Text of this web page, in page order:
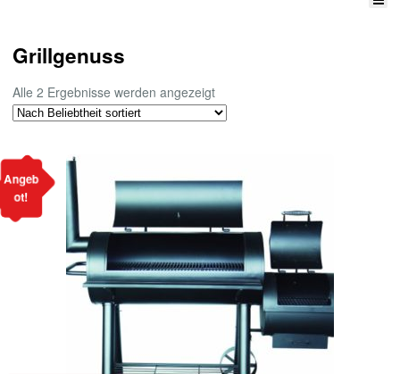
Grillgenuss
Alle 2 Ergebnisse werden angezeigtNach
Beliebtheit
Angeb
ot!